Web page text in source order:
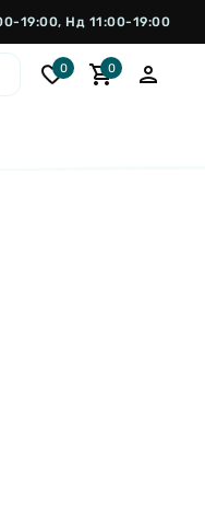
19:00, Нд 11:00-19:00
0 0